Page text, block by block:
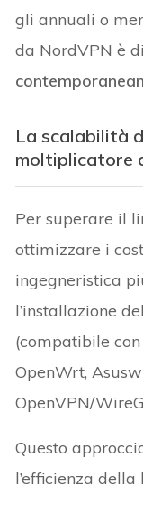
gli annuali o
da NordVPN è di
La scalabilità
moltiplicatore
Per superare il
ottimizzare i
ingegneristica
l’installazione
(compatibile
OpenWrt,
OpenVPN/
Questo
l’efficienza